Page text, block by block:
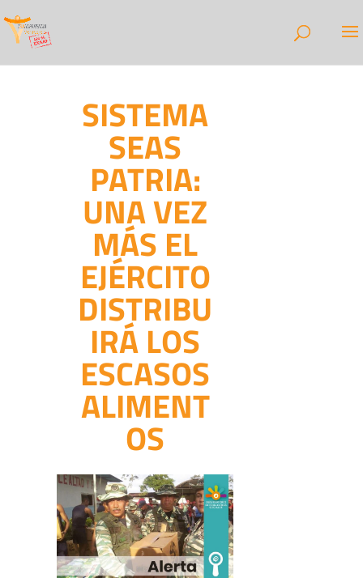
SISTEMA
SEAS
PATRIA:
UNA VEZ
MÁS EL
EJÉRCITO
DISTRIBU
IRÁ LOS
ESCASOS
ALIMENT
OS